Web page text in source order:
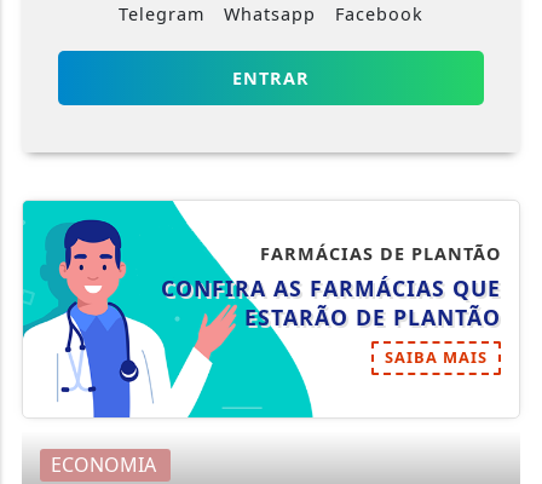
Telegram Whatsapp Facebook
ENTRAR
FARMÁCIAS DE PLANTÃO
CONFIRA AS FARMÁCIAS QUE
ESTARÃO DE PLANTÃO
SAIBA MAIS
ECONOMIA